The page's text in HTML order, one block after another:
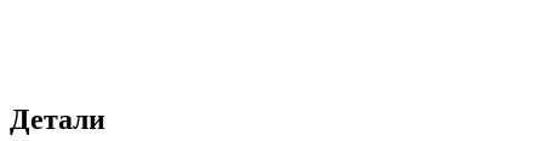
Детали